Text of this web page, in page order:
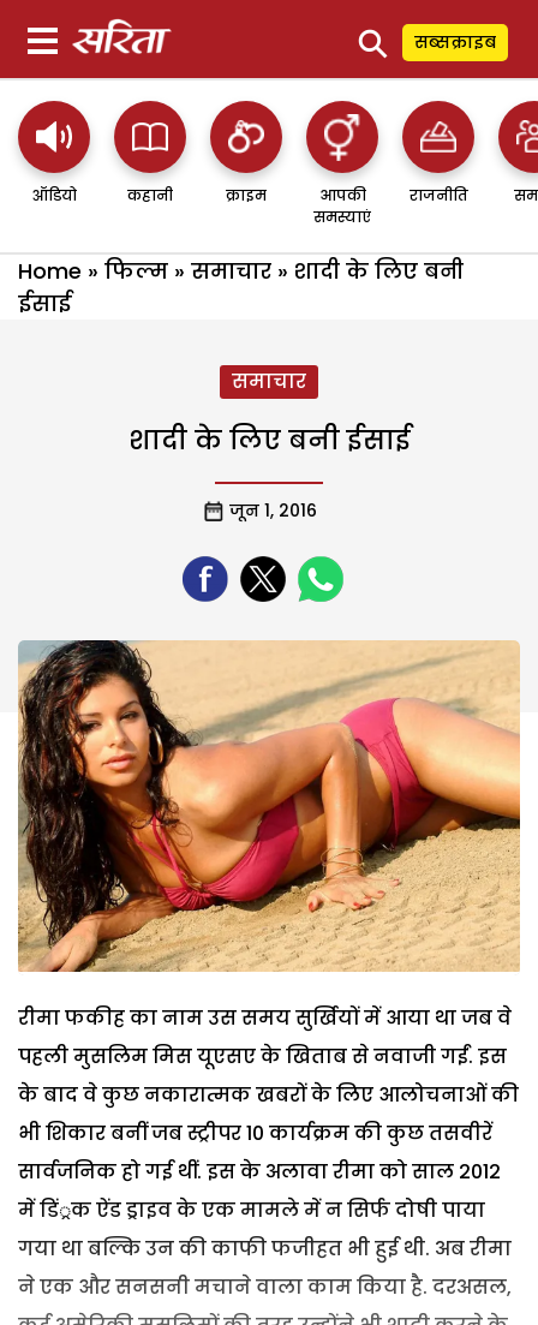
⚲ सब्सक्राइब
ऑडियो कहानी क्राइम
आपकी
समस्याएं
राजनीति
Home » फिल्म » समाचार » शादी के लिए बनी
ईसाई
समाचार
शादी के लिए बनी ईसाई
जून 1, 2016
रीमा फकीह का नाम उस समय सुर्खियों में आया था जब वे
पहली मुसलिम मिस यूएसए के खिताब से नवाजी गईं. इस
के बाद वे कुछ नकारात्मक खबरों के लिए आलोचनाओं की
भी शिकार बनीं जब स्ट्रीपर 10 कार्यक्रम की कुछ तसवीरें
सार्वजनिक हो गई थीं. इस के अलावा रीमा को साल 2012
में डिं्रक ऐंड ड्राइव के एक मामले में न सिर्फ दोषी पाया
गया था बल्कि उन की काफी फजीहत भी हुई थी. अब रीमा
ने एक और सनसनी मचाने वाला काम किया है. दरअसल,